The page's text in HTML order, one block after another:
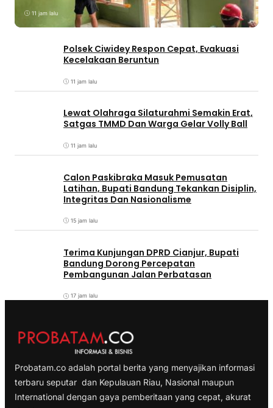
11 jam lalu
Polsek Ciwidey Respon Cepat, Evakuasi
Kecelakaan Beruntun
11 jam lalu
Lewat Olahraga Silaturahmi Semakin Erat,
Satgas TMMD Dan Warga Gelar Volly Ball
11 jam lalu
Calon Paskibraka Masuk Pemusatan
Latihan, Bupati Bandung Tekankan Disiplin,
Integritas Dan Nasionalisme
15 jam lalu
Terima Kunjungan DPRD Cianjur, Bupati
Bandung Dorong Percepatan
Pembangunan Jalan Perbatasan
17 jam lalu
Probatam.co adalah portal berita yang menyajikan informasi
terbaru seputar dan Kepulauan Riau, Nasional maupun
International dengan gaya pemberitaan yang cepat, akurat